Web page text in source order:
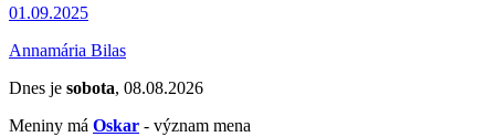
01.09.2025
Annamária Bilas
Dnes je sobota, 08.08.2026
Meniny má Oskar - význam mena